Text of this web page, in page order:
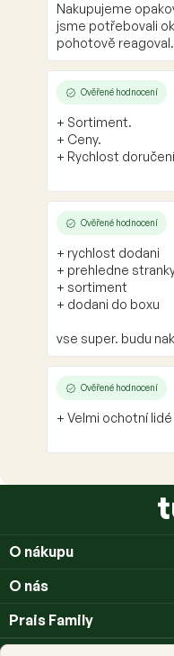
Nakupujeme
jsme potřebovali
pohotově
Ověřené hodnocení
+ Sortiment.
+ Ceny.
+ Rychlost
Ověřené hodnocení
+ rychlost dodani
+ prehledne
+ sortiment
+ dodani do boxu
vse super. budu
Ověřené hodnocení
+ Velmi ochotní lidé
O nákupu
O nás
Prais Family